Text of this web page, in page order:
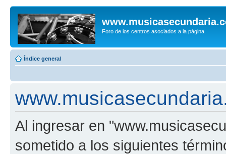
Foro de los centros asociados a la página.
Índice general
Al ingresar en
sometido a los siguientes